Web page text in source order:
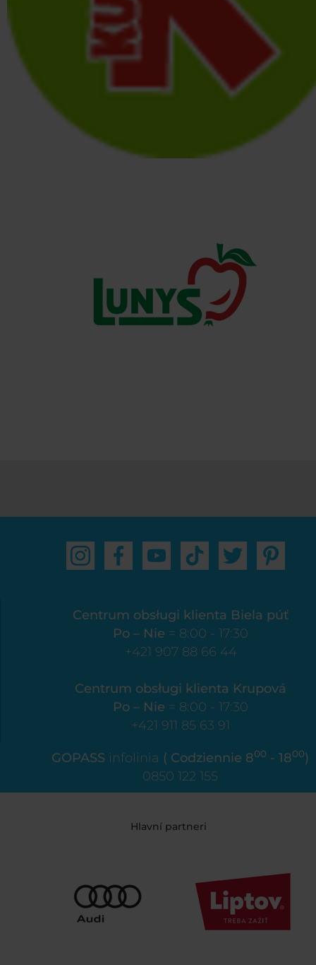
Centrum obsługi klienta Biela púť
Po – Nie = 8:00 - 17:30
+421 907 88 66 44
Centrum obsługi klienta Krupová
Po – Nie = 8:00 - 17:30
+421 911 85 63 91
GOPASS infolinia ( Codziennie 800 - 1800)
0850 122 155
Hlavní partneri